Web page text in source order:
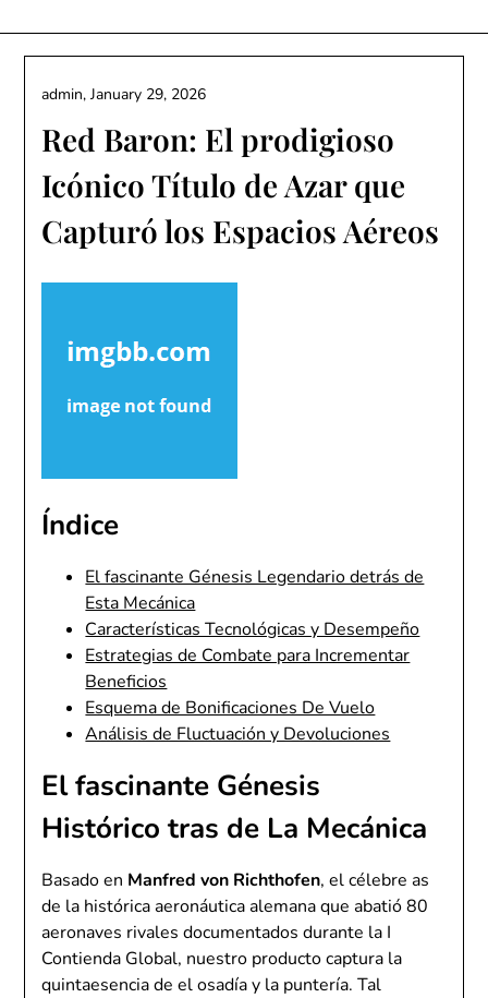
to
content
Red Baron: El prodigioso
Icónico Título de Azar que
Capturó los Espacios Aéreos
admin,January 29, 2026
Índice
El fascinante Génesis Legendario detrás de
Esta Mecánica
Características Tecnológicas y Desempeño
Estrategias de Combate para Incrementar
Beneficios
Esquema de Bonificaciones De Vuelo
Análisis de Fluctuación y Devoluciones
El fascinante Génesis
Histórico tras de La Mecánica
Basado en Manfred von Richthofen, el célebre as
de la histórica aeronáutica alemana que abatió 80
aeronaves rivales documentados durante la I
Contienda Global, nuestro producto captura la
quintaesencia de el osadía y la puntería. Tal